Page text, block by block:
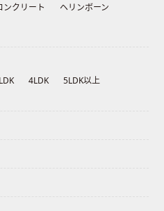
ンクリート
ヘリンボーン
4LDK 5LDK以上